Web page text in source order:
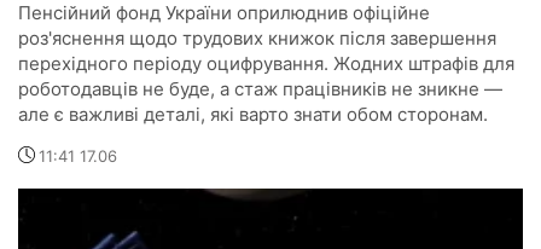
Пенсійний фонд України оприлюднив офіційне
роз'яснення щодо трудових книжок після завершення
перехідного періоду оцифрування. Жодних штрафів для
роботодавців не буде, а стаж працівників не зникне —
але є важливі деталі, які варто знати обом сторонам.
11:41 17.06